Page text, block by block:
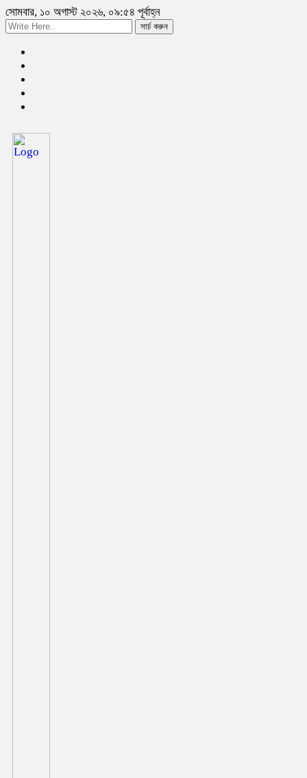
সোমবার, ১০ অগাস্ট ২০২৬, ০৯:৫৪ পূর্বাহ্ন
সার্চ করুন